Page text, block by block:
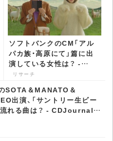
ソフトバンクのCM「アル
パカ族・高原にて」篇に出
演している女性は？ -
CDJournal リサーチ
リサーチ
SOTA＆MANATO＆
出演、「サントリー生ビー
流れる曲は？ - CDJournal